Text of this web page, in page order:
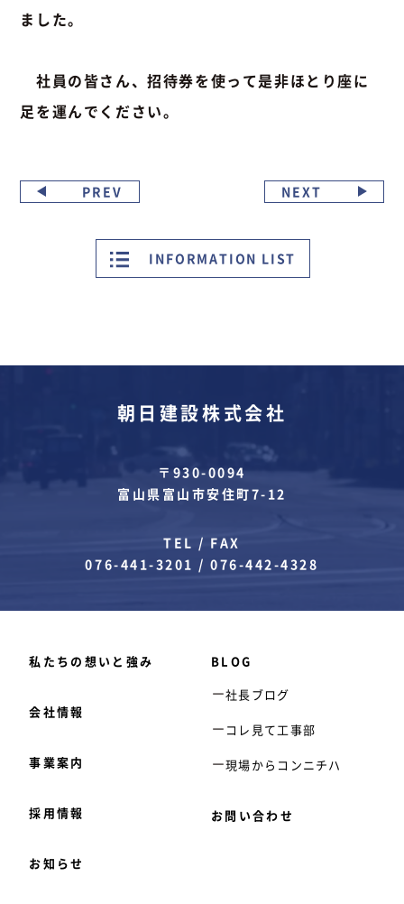
ました。
社員の皆さん、招待券を使って是非ほとり座に
足を運んでください。
PREV
INFORMATION LIST
NEXT
朝日建設株式会社
〒930-0094
富山県富山市安住町7-12
TEL / FAX
076-441-3201 /076-442-4328
私たちの想いと強み
会社情報
事業案内
採用情報
お知らせ
BLOG
社長ブログ
コレ見て工事部
現場からコンニチハ
お問い合わせ